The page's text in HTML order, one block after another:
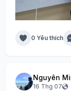
0 Yêu thích
Nguyên
16 Thg 07